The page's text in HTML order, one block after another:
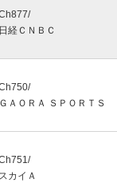
経ＣＮＢＣ
ＡＯＲＡ ＳＰＯＲＴＳ
カイＡ